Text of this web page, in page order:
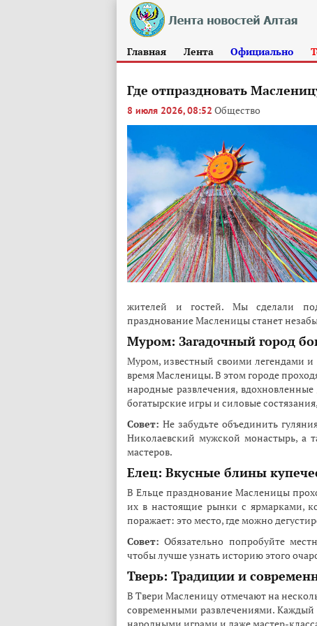
Главная Лента Официально
Где отпраздновать
8 июля 2026, 08:52 Общество
жителей и гостей. Мы сделали
празднование Масленицы станет
Муром: Загадочный город
Муром, известный своими легендами
время Масленицы. В этом городе
народные развлечения,
богатырские игры и силовые
Совет: Не забудьте объединить
Николаевский мужской монастырь, а
мастеров.
Елец: Вкусные блины
В Ельце празднование Масленицы
их в настоящие рынки с ярмарками,
поражает: это место, где можно
Совет: Обязательно попробуйте
чтобы лучше узнать историю этого
Тверь: Традиции и
В Твери Масленицу отмечают на
современными развлечениями.